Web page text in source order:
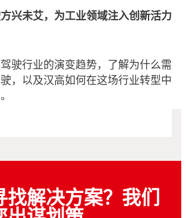
方兴未艾，为工业领域注入创新活力
驶行业的演变趋势，了解为什么需
，以及汉高如何在这场行业转型中
找解决方案？我们